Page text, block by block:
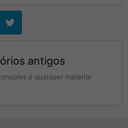
antigos
e qualquer material